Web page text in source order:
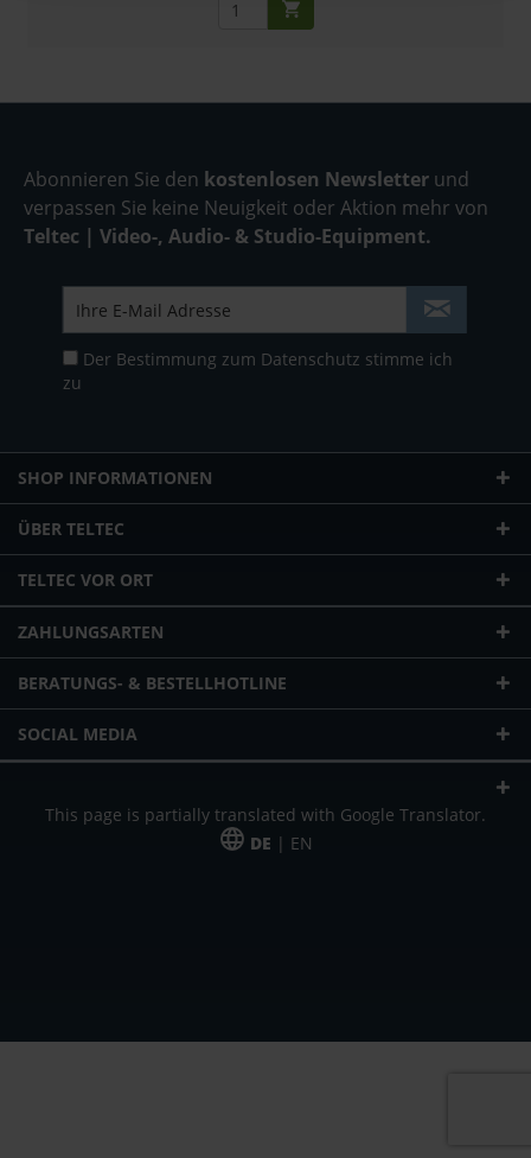
Abonnieren Sie den kostenlosen Newsletter und
verpassen Sie keine Neuigkeit oder Aktion mehr von
Teltec | Video-, Audio- & Studio-Equipment.
Der Bestimmung zum Datenschutz stimme ich
zu
SHOP INFORMATIONEN
ÜBER TELTEC
TELTEC VOR ORT
ZAHLUNGSARTEN
BERATUNGS- & BESTELLHOTLINE
SOCIAL MEDIA
This page is partially translated with Google Translator.
DE | EN